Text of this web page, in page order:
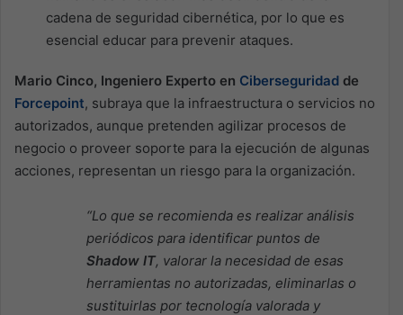
cadena de seguridad cibernética, por lo que es
esencial educar para prevenir ataques.
Mario Cinco, Ingeniero Experto en Ciberseguridad de
Forcepoint, subraya que la infraestructura o servicios no
autorizados, aunque pretenden agilizar procesos de
negocio o proveer soporte para la ejecución de algunas
acciones, representan un riesgo para la organización.
“Lo que se recomienda es realizar análisis
periódicos para identificar puntos de
Shadow IT, valorar la necesidad de esas
herramientas no autorizadas, eliminarlas o
sustituirlas por tecnología valorada y